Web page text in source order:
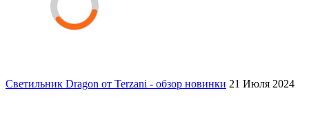
Светильник Dragon от Terzani - обзор новинки 21 Июля 2024